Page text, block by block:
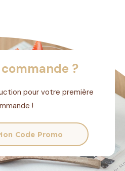
?
pour votre première
!
Code Promo